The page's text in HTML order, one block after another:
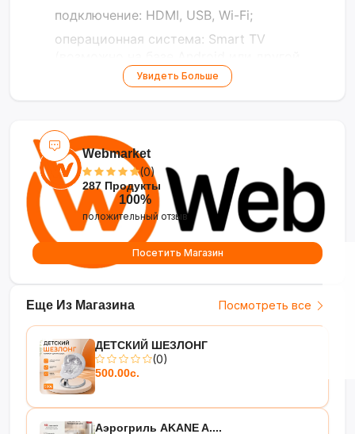
подключение: HDMI, USB, Wi-Fi;
операционная система: Smart TV
платформы);
сервисы;
аудио: встроенные динамики, мощность
10–20 Вт;
размеры: 80 см (ширина) x 50 см
(высота) x 8 см (глубина) без подставки.
Увидеть Больше
Еще Из Магазина Посмотреть все
ДЕТСКИЙ ШЕЗЛОНГ
(0)
500.00с.
Аэрогриль AKANE A....
Webmarket
(0)
287 Продукты
100%
положительный отзыв
Посетить Магазин